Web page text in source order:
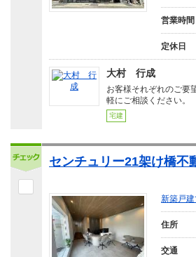
営業時間
定休日
大村 行成
お客様それぞれのご要
軽にご相談ください。
宅建
センチュリー21架け橋不
新築戸
住所
交通